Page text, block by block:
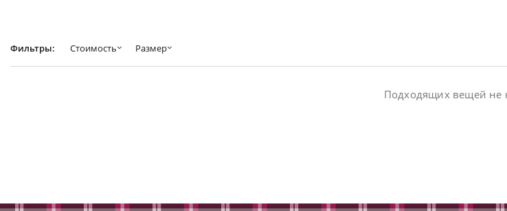
Фильтры: Стоимость Размер
Подходящих вещей не